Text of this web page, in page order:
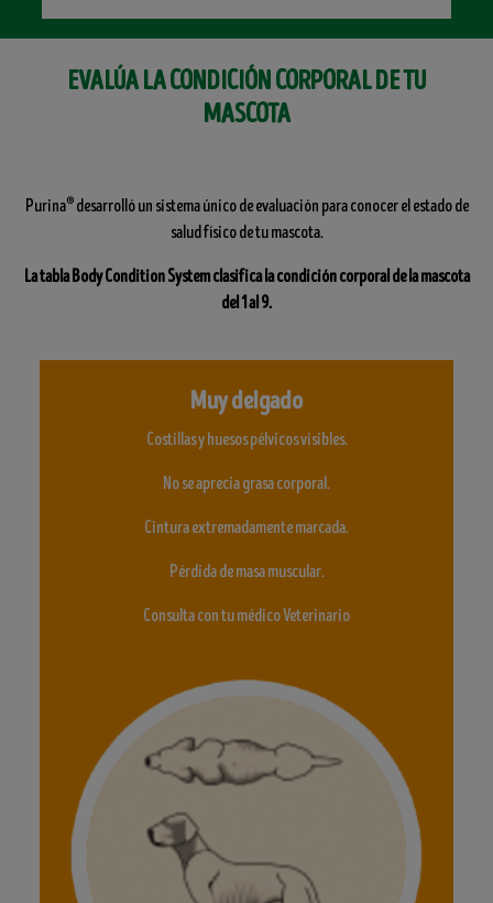
EVALÚA LA CONDICIÓN CORPORAL DE TU
MASCOTA
Purina®desarrolló un sistema único de evaluación para conocer el estado de
salud físico de tu mascota.
La tabla Body Condition System clasifica la condición corporal de la mascota
del 1 al 9.
Muy delgado
Costillas y huesos pélvicos visibles.
No se aprecia grasa corporal.
Cintura extremadamente marcada.
Pérdida de masa muscular.
Consulta con tu médico Veterinario